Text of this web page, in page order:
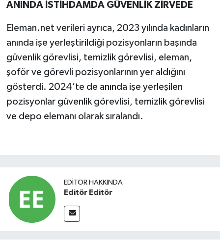
ANINDA İSTİHDAMDA GÜVENLİK ZİRVEDE
Eleman.net verileri ayrıca, 2023 yılında kadınların
anında işe yerleştirildiği pozisyonların başında
güvenlik görevlisi, temizlik görevlisi, eleman,
şoför ve görevli pozisyonlarının yer aldığını
gösterdi. 2024’te de anında işe yerleşilen
pozisyonlar güvenlik görevlisi, temizlik görevlisi
ve depo elemanı olarak sıralandı.
EDITÖR HAKKINDA
Editör Editör